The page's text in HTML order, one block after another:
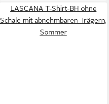
LASCANA T-Shirt-BH ohne
Schale mit abnehmbaren Trägern,
Sommer